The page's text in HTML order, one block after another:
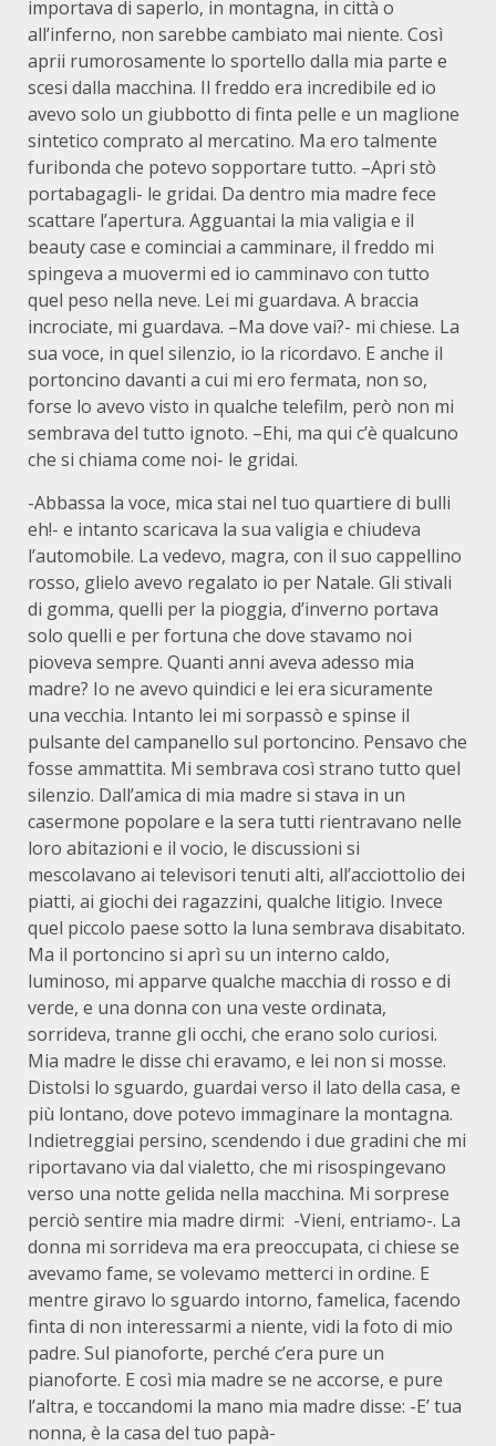
importava di saperlo, in montagna, in città o
all’inferno, non sarebbe cambiato mai niente. Così
aprii rumorosamente lo sportello dalla mia parte e
scesi dalla macchina. Il freddo era incredibile ed io
avevo solo un giubbotto di finta pelle e un maglione
sintetico comprato al mercatino. Ma ero talmente
furibonda che potevo sopportare tutto. –Apri stò
portabagagli- le gridai. Da dentro mia madre fece
scattare l’apertura. Agguantai la mia valigia e il
beauty case e cominciai a camminare, il freddo mi
spingeva a muovermi ed io camminavo con tutto
quel peso nella neve. Lei mi guardava. A braccia
incrociate, mi guardava. –Ma dove vai?- mi chiese. La
sua voce, in quel silenzio, io la ricordavo. E anche il
portoncino davanti a cui mi ero fermata, non so,
forse lo avevo visto in qualche telefilm, però non mi
sembrava del tutto ignoto. –Ehi, ma qui c’è qualcuno
che si chiama come noi- le gridai.
-Abbassa la voce, mica stai nel tuo quartiere di bulli
eh!- e intanto scaricava la sua valigia e chiudeva
l’automobile. La vedevo, magra, con il suo cappellino
rosso, glielo avevo regalato io per Natale. Gli stivali
di gomma, quelli per la pioggia, d’inverno portava
solo quelli e per fortuna che dove stavamo noi
pioveva sempre. Quanti anni aveva adesso mia
madre? Io ne avevo quindici e lei era sicuramente
una vecchia. Intanto lei mi sorpassò e spinse il
pulsante del campanello sul portoncino. Pensavo che
fosse ammattita. Mi sembrava così strano tutto quel
silenzio. Dall’amica di mia madre si stava in un
casermone popolare e la sera tutti rientravano nelle
loro abitazioni e il vocio, le discussioni si
mescolavano ai televisori tenuti alti, all’acciottolio dei
piatti, ai giochi dei ragazzini, qualche litigio. Invece
quel piccolo paese sotto la luna sembrava disabitato.
Ma il portoncino si aprì su un interno caldo,
luminoso, mi apparve qualche macchia di rosso e di
verde, e una donna con una veste ordinata,
sorrideva, tranne gli occhi, che erano solo curiosi.
Mia madre le disse chi eravamo, e lei non si mosse.
Distolsi lo sguardo, guardai verso il lato della casa, e
più lontano, dove potevo immaginare la montagna.
Indietreggiai persino, scendendo i due gradini che mi
riportavano via dal vialetto, che mi risospingevano
verso una notte gelida nella macchina. Mi sorprese
perciò sentire mia madre dirmi: -Vieni, entriamo-. La
donna mi sorrideva ma era preoccupata, ci chiese se
avevamo fame, se volevamo metterci in ordine. E
mentre giravo lo sguardo intorno, famelica, facendo
finta di non interessarmi a niente, vidi la foto di mio
padre. Sul pianoforte, perché c’era pure un
pianoforte. E così mia madre se ne accorse, e pure
l’altra, e toccandomi la mano mia madre disse: -E’ tua
nonna, è la casa del tuo papà-